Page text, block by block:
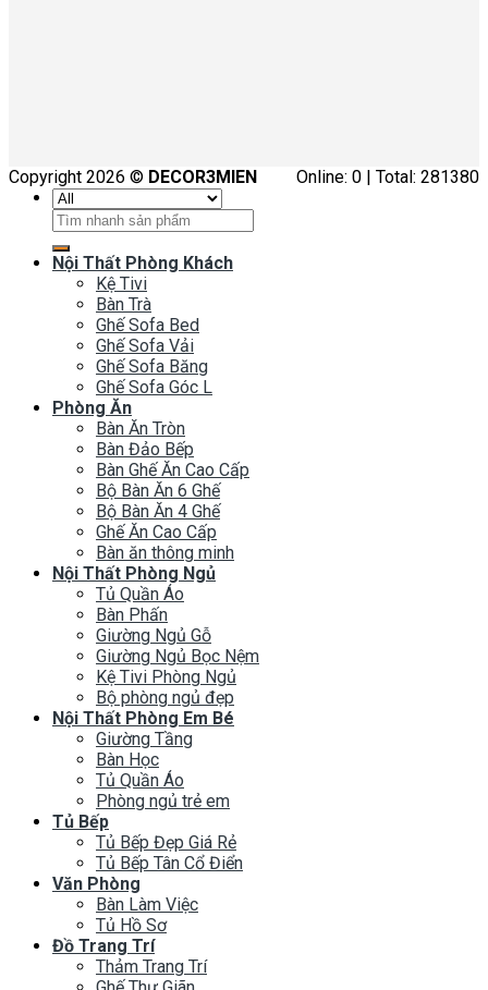
Online: 0 | Total: 281380
Copyright 2026 © DECOR3MIEN
Tìm
kiếm:
Nội Thất Phòng Khách
Kệ Tivi
Bàn Trà
Ghế Sofa Bed
Ghế Sofa Vải
Ghế Sofa Băng
Ghế Sofa Góc L
Phòng Ăn
Bàn Ăn Tròn
Bàn Đảo Bếp
Bàn Ghế Ăn Cao Cấp
Bộ Bàn Ăn 6 Ghế
Bộ Bàn Ăn 4 Ghế
Ghế Ăn Cao Cấp
Bàn ăn thông minh
Nội Thất Phòng Ngủ
Tủ Quần Áo
Bàn Phấn
Giường Ngủ Gỗ
Giường Ngủ Bọc Nệm
Kệ Tivi Phòng Ngủ
Bộ phòng ngủ đẹp
Nội Thất Phòng Em Bé
Giường Tầng
Bàn Học
Tủ Quần Áo
Phòng ngủ trẻ em
Tủ Bếp
Tủ Bếp Đẹp Giá Rẻ
Tủ Bếp Tân Cổ Điển
Văn Phòng
Bàn Làm Việc
Tủ Hồ Sơ
Đồ Trang Trí
Thảm Trang Trí